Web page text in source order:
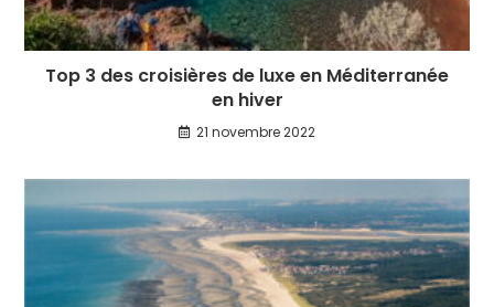
Top 3 des croisières de luxe en Méditerranée
en hiver
21 novembre 2022